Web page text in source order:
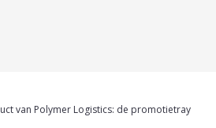
van Polymer Logistics: de promotietray